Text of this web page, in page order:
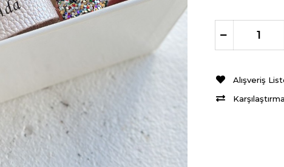
Alışveriş